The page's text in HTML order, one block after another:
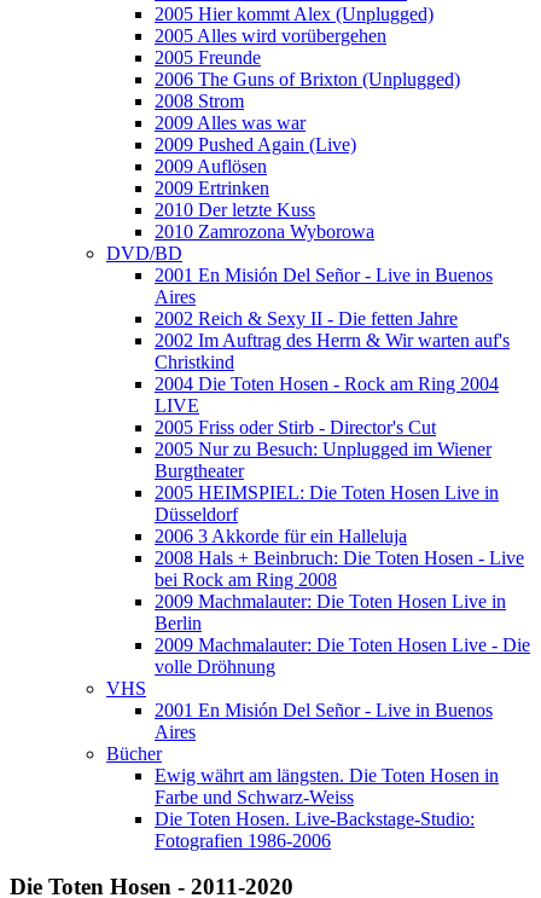
2005 Hier kommt Alex (Unplugged)
2005 Alles wird vorübergehen
2005 Freunde
2006 The Guns of Brixton (Unplugged)
2008 Strom
2009 Alles was war
2009 Pushed Again (Live)
2009 Auflösen
2009 Ertrinken
2010 Der letzte Kuss
2010 Zamrozona Wyborowa
DVD/BD
2001 En Misión Del Señor - Live in Buenos
Aires
2002 Reich & Sexy II - Die fetten Jahre
2002 Im Auftrag des Herrn & Wir warten auf's
Christkind
2004 Die Toten Hosen - Rock am Ring 2004
LIVE
2005 Friss oder Stirb - Director's Cut
2005 Nur zu Besuch: Unplugged im Wiener
Burgtheater
2005 HEIMSPIEL: Die Toten Hosen Live in
Düsseldorf
2006 3 Akkorde für ein Halleluja
2008 Hals + Beinbruch: Die Toten Hosen - Live
bei Rock am Ring 2008
2009 Machmalauter: Die Toten Hosen Live in
Berlin
2009 Machmalauter: Die Toten Hosen Live - Die
volle Dröhnung
VHS
2001 En Misión Del Señor - Live in Buenos
Aires
Bücher
Ewig währt am längsten. Die Toten Hosen in
Farbe und Schwarz-Weiss
Die Toten Hosen. Live-Backstage-Studio:
Fotografien 1986-2006
Die Toten Hosen - 2011-2020